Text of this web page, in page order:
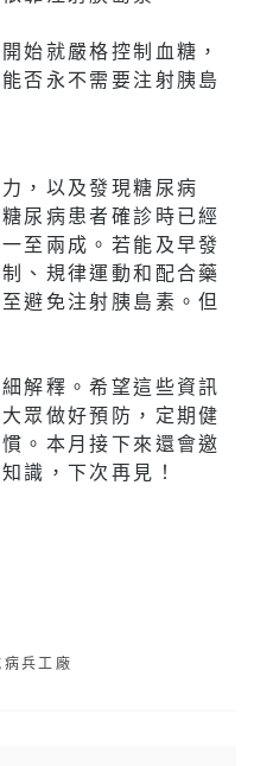
始就嚴格控制血糖，
否永不需要注射胰島
，以及發現糖尿病
尿病患者確診時已經
至兩成。若能及早發
、規律運動和配合藥
避免注射胰島素。但
解釋。希望這些資訊
眾做好預防，定期健
。本月接下來還會邀
識，下次再見！
兵工廠